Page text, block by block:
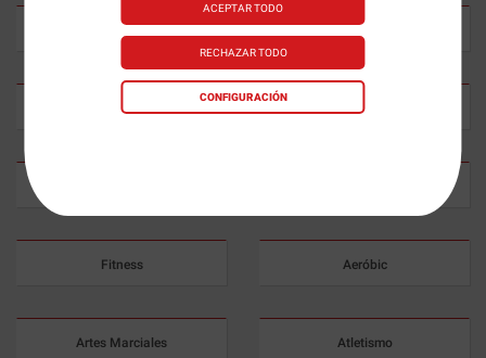
ACEPTAR TODO
RECHAZAR TODO
CONFIGURACIÓN
Patinaje Running
Senderismo Snowboard
Fitness Aeróbic
Artes Marciales Atletismo